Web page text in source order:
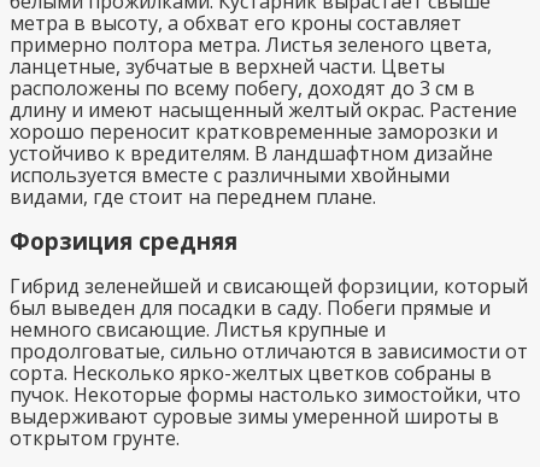
метра в высоту, а обхват его кроны составляет
примерно полтора метра. Листья зеленого цвета,
ланцетные, зубчатые в верхней части. Цветы
расположены по всему побегу, доходят до 3 см в
длину и имеют насыщенный желтый окрас. Растение
хорошо переносит кратковременные заморозки и
устойчиво к вредителям. В ландшафтном дизайне
используется вместе с различными хвойными
видами, где стоит на переднем плане.
Форзиция средняя
Гибрид зеленейшей и свисающей форзиции, который
был выведен для посадки в саду. Побеги прямые и
немного свисающие. Листья крупные и
продолговатые, сильно отличаются в зависимости от
сорта. Несколько ярко-желтых цветков собраны в
пучок. Некоторые формы настолько зимостойки, что
выдерживают суровые зимы умеренной широты в
открытом грунте.